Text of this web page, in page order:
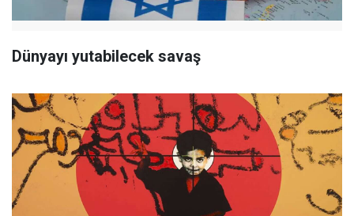
Dünyayı yutabilecek savaş